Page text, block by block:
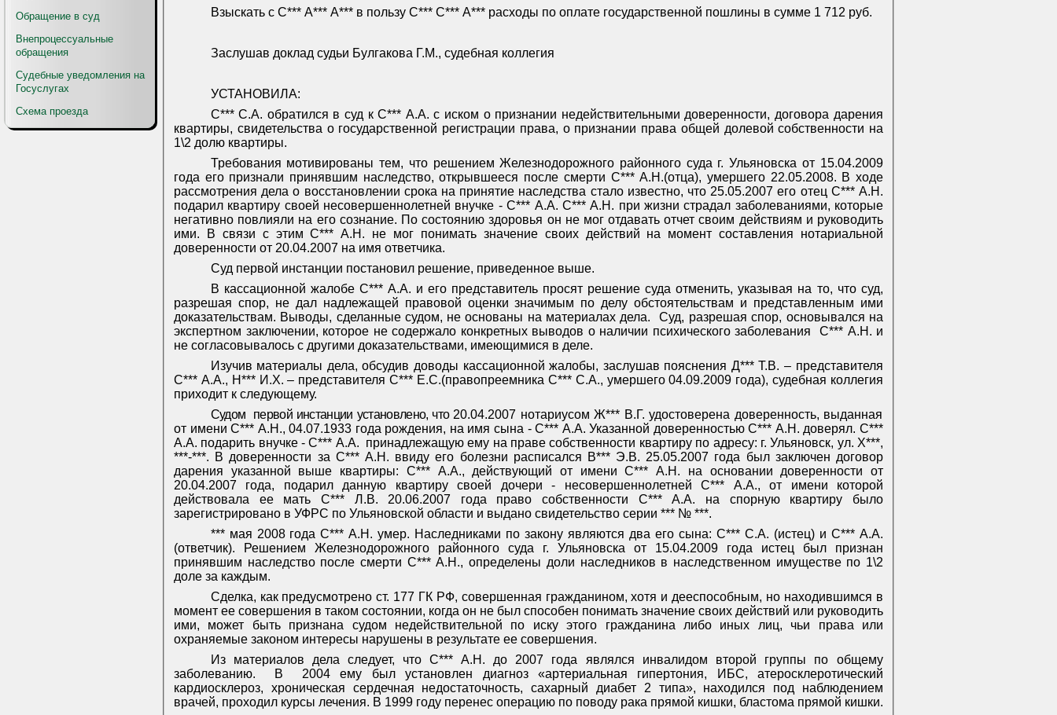
Обращение в суд
Внепроцессуальные
обращения
Судебные уведомления на
Госуслугах
Схема проезда
Взыскать с С*** А*** А*** в пользу С*** С*** А*** расходы по оплате государственной пошлины в сумме 1 712 руб.
Заслушав доклад судьи Булгакова Г.М., судебная коллегия
УСТАНОВИЛА:
С*** С.А. обратился в суд к С*** А.А. с иском о признании недействительными доверенности, договора дарения
квартиры, свидетельства о государственной регистрации права, о признании права общей долевой собственности на
1\2 долю квартиры.
Требования мотивированы тем, что решением Железнодорожного районного суда г. Ульяновска от 15.04.2009
года его признали принявшим наследство, открывшееся после смерти С*** А.Н.(отца), умершего 22.05.2008. В ходе
рассмотрения дела о восстановлении срока на принятие наследства стало известно, что 25.05.2007 его отец С*** А.Н.
подарил квартиру своей несовершеннолетней внучке - С*** А.А. С*** А.Н. при жизни страдал заболеваниями, которые
негативно повлияли на его сознание. По состоянию здоровья он не мог отдавать отчет своим действиям и руководить
ими. В связи с этим С*** А.Н. не мог понимать значение своих действий на момент составления нотариальной
доверенности от 20.04.2007 на имя ответчика.
Суд первой инстанции постановил решение, приведенное выше.
В кассационной жалобе С*** А.А. и его представитель просят решение суда отменить, указывая на то, что суд,
разрешая спор, не дал надлежащей правовой оценки значимым по делу обстоятельствам и представленным ими
доказательствам. Выводы, сделанные судом, не основаны на материалах дела.
Суд, разрешая спор, основывался на
экспертном заключении, которое не содержало конкретных выводов о наличии психического заболевания
С*** А.Н. и
не согласовывалось с другими доказательствами, имеющимися в деле.
Изучив материалы дела, обсудив доводы кассационной жалобы, заслушав пояснения Д*** Т.В. – представителя
С*** А.А., Н*** И.Х. – представителя С*** Е.С.(правопреемника С*** С.А., умершего 04.09.2009 года), судебная коллегия
приходит к следующему.
Судом
первой инстанции установлено, что 20.04.2007 нотариусом Ж*** В.Г. удостоверена доверенность, выданная
от имени С*** А.Н., 04.07.1933 года рождения, на имя сына - С*** А.А. Указанной доверенностью С*** А.Н. доверял. С***
А.А. подарить внучке - С*** А.А. принадлежащую ему на праве собственности квартиру по адресу: г. Ульяновск, ул. Х***,
***-***. В доверенности за С*** А.Н. ввиду его болезни расписался В*** Э.В. 25.05.2007 года был заключен договор
дарения указанной выше квартиры: С*** А.А., действующий от имени С*** А.Н. на основании доверенности от
20.04.2007 года, подарил данную квартиру своей дочери - несовершеннолетней С*** А.А., от имени которой
действовала ее мать С*** Л.В. 20.06.2007 года право собственности С*** А.А. на спорную квартиру было
зарегистрировано в УФРС по Ульяновской области и выдано свидетельство серии *** № ***.
*** мая 2008 года С*** А.Н. умер. Наследниками по закону являются два его сына: С*** С.A. (истец) и С*** А.А.
(ответчик). Решением Железнодорожного районного суда г. Ульяновска от 15.04.2009 года истец был признан
принявшим наследство после смерти С*** А.Н., определены доли наследников в наследственном имуществе по 1\2
доле за каждым.
Сделка, как предусмотрено ст. 177 ГК РФ, совершенная гражданином, хотя и дееспособным, но находившимся в
момент ее совершения в таком состоянии, когда он не был способен понимать значение своих действий или руководить
ими, может быть признана судом недействительной по иску этого гражданина либо иных лиц, чьи права или
охраняемые законом интересы нарушены в результате ее совершения.
Из материалов дела следует, что С*** А.Н. до 2007 года являлся инвалидом второй группы по общему
заболеванию.
В
2004 ему был установлен диагноз «артериальная гипертония, ИБС, атеросклеротический
кардиосклероз, хроническая сердечная недостаточность, сахарный диабет 2 типа», находился под наблюдением
врачей, проходил курсы лечения. В 1999 году перенес операцию по поводу рака прямой кишки, бластома прямой кишки.